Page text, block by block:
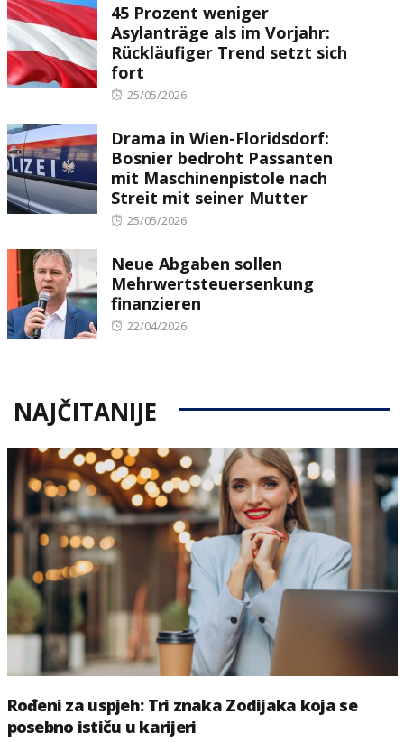
45 Prozent weniger
Asylanträge als im Vorjahr:
Rückläufiger Trend setzt sich
fort
Posted
25/05/2026
Drama in Wien-Floridsdorf:
Bosnier bedroht Passanten
mit Maschinenpistole nach
Streit mit seiner Mutter
Posted
25/05/2026
Neue Abgaben sollen
Mehrwertsteuersenkung
finanzieren
Posted
22/04/2026
NAJČITANIJE
Rođeni za uspjeh: Tri znaka Zodijaka koja se
posebno ističu u karijeri